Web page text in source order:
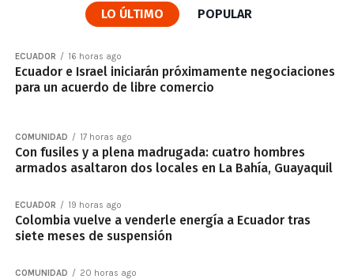
LO ÚLTIMO POPULAR
ECUADOR 16 horas ago
Ecuador e Israel iniciarán próximamente negociaciones
para un acuerdo de libre comercio
COMUNIDAD 17 horas ago
Con fusiles y a plena madrugada: cuatro hombres
armados asaltaron dos locales en La Bahía, Guayaquil
ECUADOR 19 horas ago
Colombia vuelve a venderle energía a Ecuador tras
siete meses de suspensión
COMUNIDAD 20 horas ago